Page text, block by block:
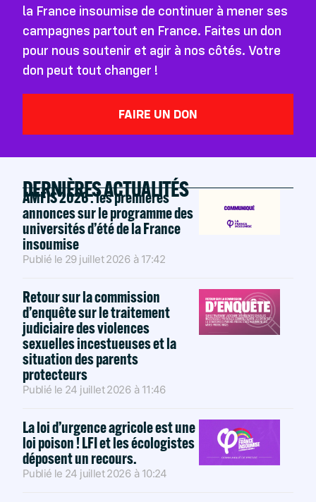
la France insoumise de continuer à mener ses
campagnes partout en France. Faites un don
pour nous soutenir et agir à nos côtés. Votre
don peut tout changer !
FAIRE UN DON
DERNIÈRES ACTUALITÉS
AMFIS 2026 : les premières
annonces sur le programme des
universités d’été de la France
insoumise
Publié le 29 juillet 2026 à 17:42
Retour sur la commission
d’enquête sur le traitement
judiciaire des violences
sexuelles incestueuses et la
situation des parents
protecteurs
Publié le 24 juillet 2026 à 11:46
La loi d’urgence agricole est une
loi poison ! LFI et les écologistes
déposent un recours.
Publié le 24 juillet 2026 à 10:24